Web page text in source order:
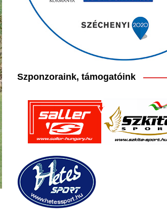
Szponzoraink, támogatóink